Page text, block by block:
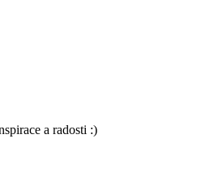
a radosti :)